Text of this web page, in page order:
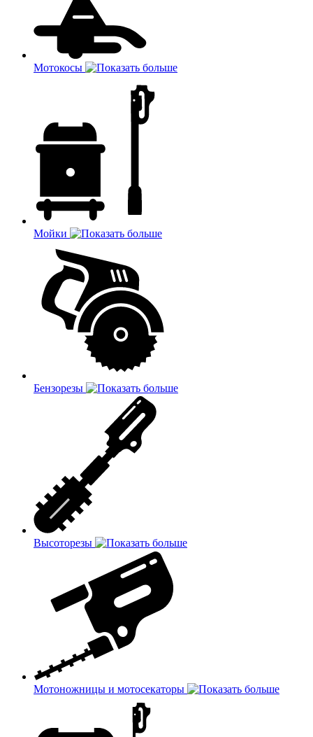
Мотокосы
Мойки
Бензорезы
Высоторезы
Мотоножницы и мотосекаторы